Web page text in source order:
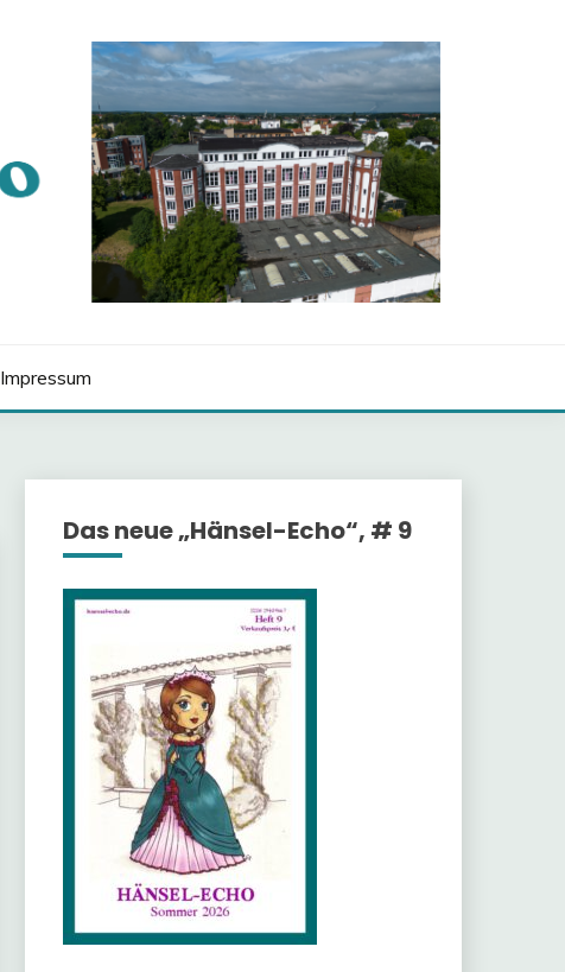
Impressum
Das neue „Hänsel-Echo“, # 9